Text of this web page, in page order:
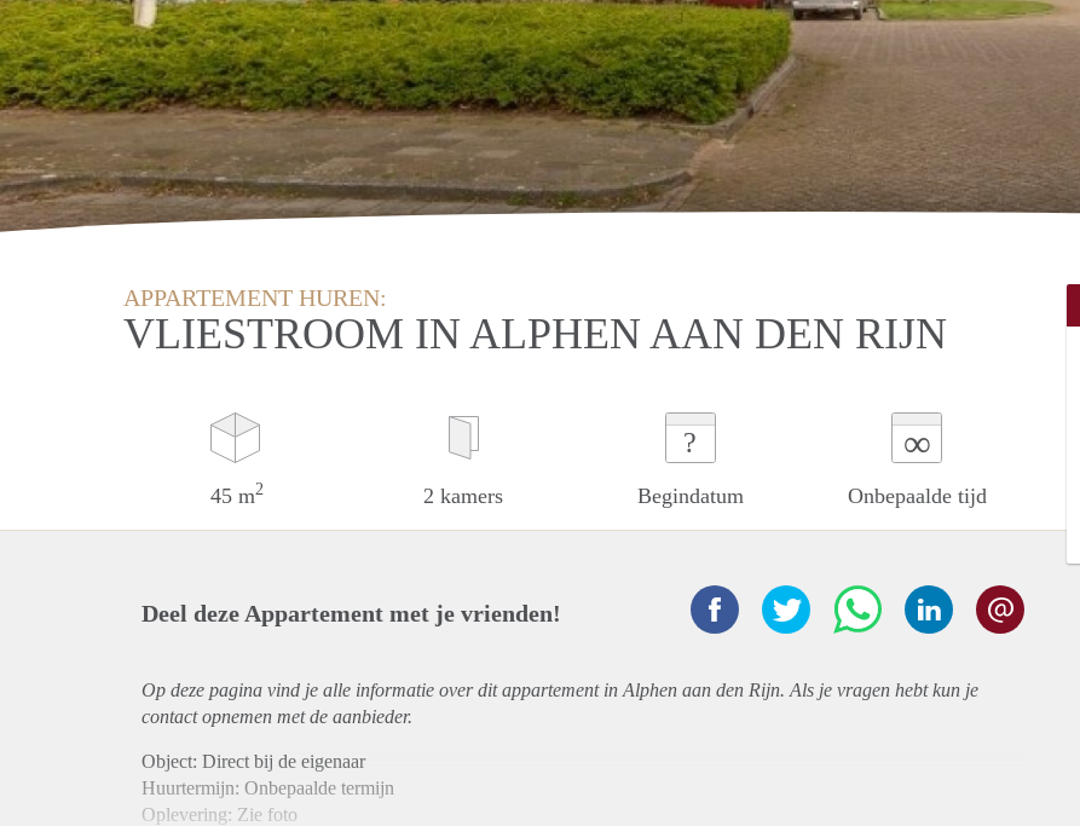
APPARTEMENT HUREN:
VLIESTROOM IN ALPHEN AAN DEN RIJN
45 m2 2 kamers
?
Begindatum
∞
Onbepaalde tijd
Deel deze Appartement met je vrienden!
Op deze pagina vind je alle informatie over ditappartementin Alphen aan den Rijn. Als je vragen hebt kun je
contact opnemen met de aanbieder.
Object: Direct bij de eigenaar
Huurtermijn: Onbepaalde termijn
Oplevering: Zie foto